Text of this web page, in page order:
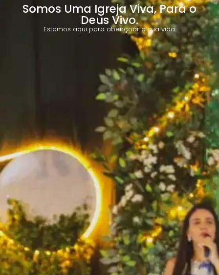
Somos Uma Igreja Viva, Para o
Deus Vivo.
Estamos aqui para abençoar a sua vida.